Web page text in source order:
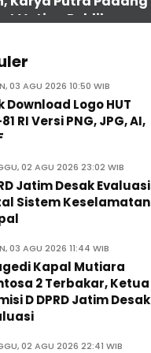
Voting Publik
03 AGU 2026 10:50 WIB
Download Logo HUT
RI Versi PNG, JPG, AI,
02 AGU 2026 23:02 WIB
Jatim Desak Evaluasi
Sistem Keselamatan
03 AGU 2026 11:44 WIB
Kapal Mutiara
2 Terbakar, Ketua
D DPRD Jatim Desak
02 AGU 2026 22:41 WIB